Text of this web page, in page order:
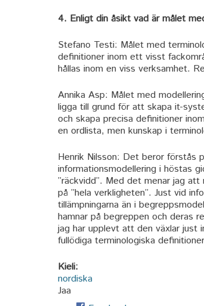
4. Enligt din åsikt vad är målet
Stefano Testi: Målet med
definitioner inom ett visst
hållas inom en viss verksamhet.
Annika Asp: Målet med
ligga till grund för att skapa it-
och skapa precisa definitioner
en ordlista, men kunskap i
Henrik Nilsson: Det beror förstås
informationsmodellering i höstas
”räckvidd”. Med det menar jag
på ”hela verkligheten”. Just vid
tillämpningarna än i
hamnar på begreppen och deras
jag har upplevt att den växlar just
fullödiga terminologiska
Kieli:
nordiska
Jaa